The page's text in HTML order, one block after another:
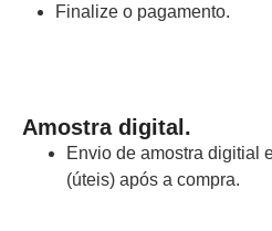
Finalize o pagamento.
Amostra digital.
Envio de amostra digitial
(úteis) após a compra.